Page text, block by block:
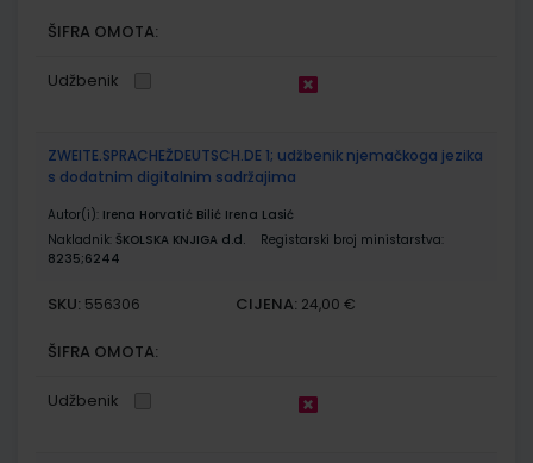
ŠIFRA OMOTA:
Udžbenik
ZWEITE.SPRACHEŽDEUTSCH.DE 1; udžbenik njemačkoga jezika
s dodatnim digitalnim sadržajima
Autor(i): Irena Horvatić Bilić Irena Lasić
Nakladnik: ŠKOLSKA KNJIGA d.d.
Registarski broj ministarstva:
8235;6244
SKU: 556306 CIJENA: 24,00 €
ŠIFRA OMOTA:
Udžbenik